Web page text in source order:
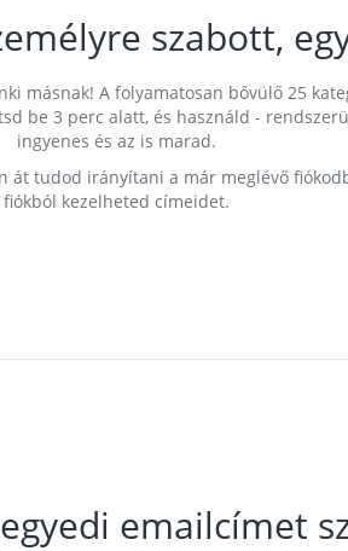
szabott,
másnak! A folyamatosan bővülő 25
be 3 perc alatt, és használd -
ingyenes és az is marad.
át tudod irányítani a már meglévő
fiókból kezelheted címeidet.
emailcímet